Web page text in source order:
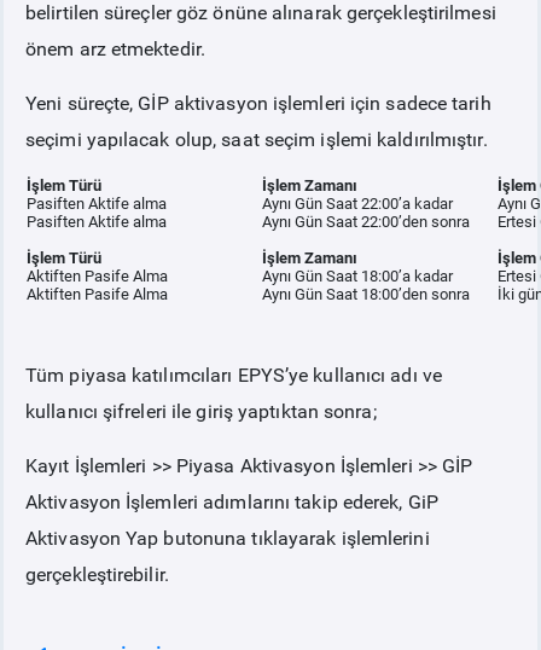
MALİ UZLAŞTIRMA
TEMİNAT
BÜLTENLER
DUYURULAR
belirtilen süreçler göz önüne alınarak gerçekleştirilmesi
önem arz etmektedir.
Yeni süreçte, GİP aktivasyon işlemleri için sadece tarih
seçimi yapılacak olup, saat seçim işlemi kaldırılmıştır.
İşlem Türü İşlem Zamanı
İşlem
Pasiften Aktife alma
Aynı Gün Saat 22:00’a kadar
Aynı
Pasiften Aktife alma
Aynı Gün Saat 22:00’den sonra
Ertesi
İşlem Türü
İşlem Zamanı
İşlem
Aktiften Pasife Alma
Aynı Gün Saat 18:00’a kadar
Ertesi
Aktiften Pasife Alma
Aynı Gün Saat 18:00’den sonra İki
Tüm piyasa katılımcıları EPYS’ye kullanıcı adı ve
kullanıcı şifreleri ile giriş yaptıktan sonra;
Kayıt İşlemleri >> Piyasa Aktivasyon İşlemleri >> GİP
Aktivasyon İşlemleri adımlarını takip ederek, GiP
Aktivasyon Yap butonuna tıklayarak işlemlerini
gerçekleştirebilir.